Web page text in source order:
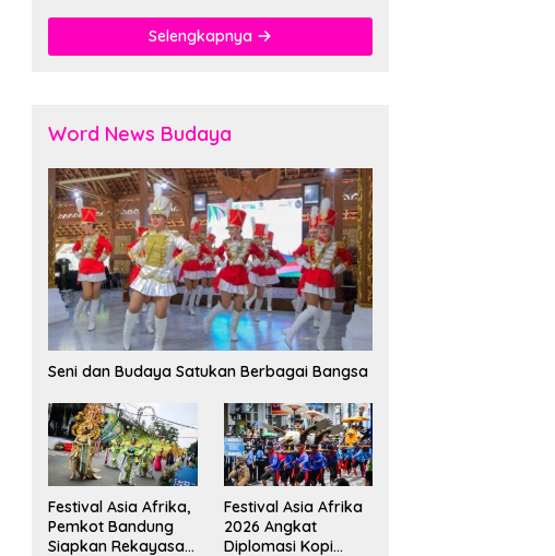
Kekerasan
Selengkapnya
Word News Budaya
Seni dan Budaya Satukan Berbagai Bangsa
Festival Asia Afrika,
Pemkot Bandung
Siapkan Rekayasa
Festival Asia Afrika
2026 Angkat
Diplomasi Kopi